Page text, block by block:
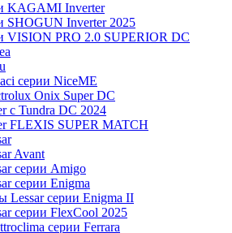
KAGAMI Inverter
SHOGUN Inverter 2025
VISION PRO 2.0 SUPERIOR DC
серии NiceME
Onix Super DC
c Tundra DC 2024
FLEXIS SUPER MATCH
Avant
серии Amigo
серии Enigma
Lessar серии Enigma II
серии FlexCool 2025
серии Ferrara